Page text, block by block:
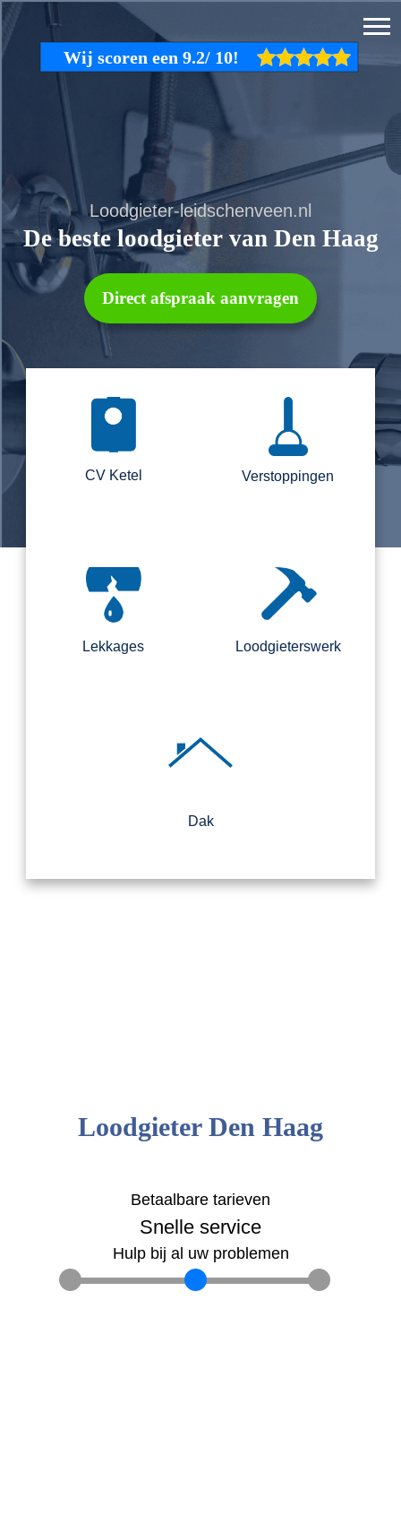
Loodgieter-leidschenveen.nl
De beste loodgieter van Den Haag
Direct afspraak aanvragen
CV Ketel Verstoppingen
Lekkages Loodgieterswerk
Dak
Loodgieter Den Haag
Betaalbare tarieven
Snelle service
Hulp bij al uw problemen